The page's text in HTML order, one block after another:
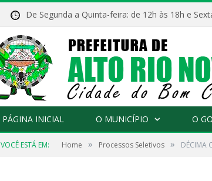
De Segunda a Quinta-feira: de 12h às 18h e
PÁGINA INICIAL O MUNICÍPIO O
VOCÊ ESTÁ EM: Home » Processos Seletivos » DÉCIMA